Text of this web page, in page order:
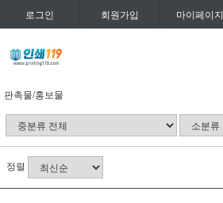
로그인 회원가입 마이페이지
판촉물/홍보물
정렬